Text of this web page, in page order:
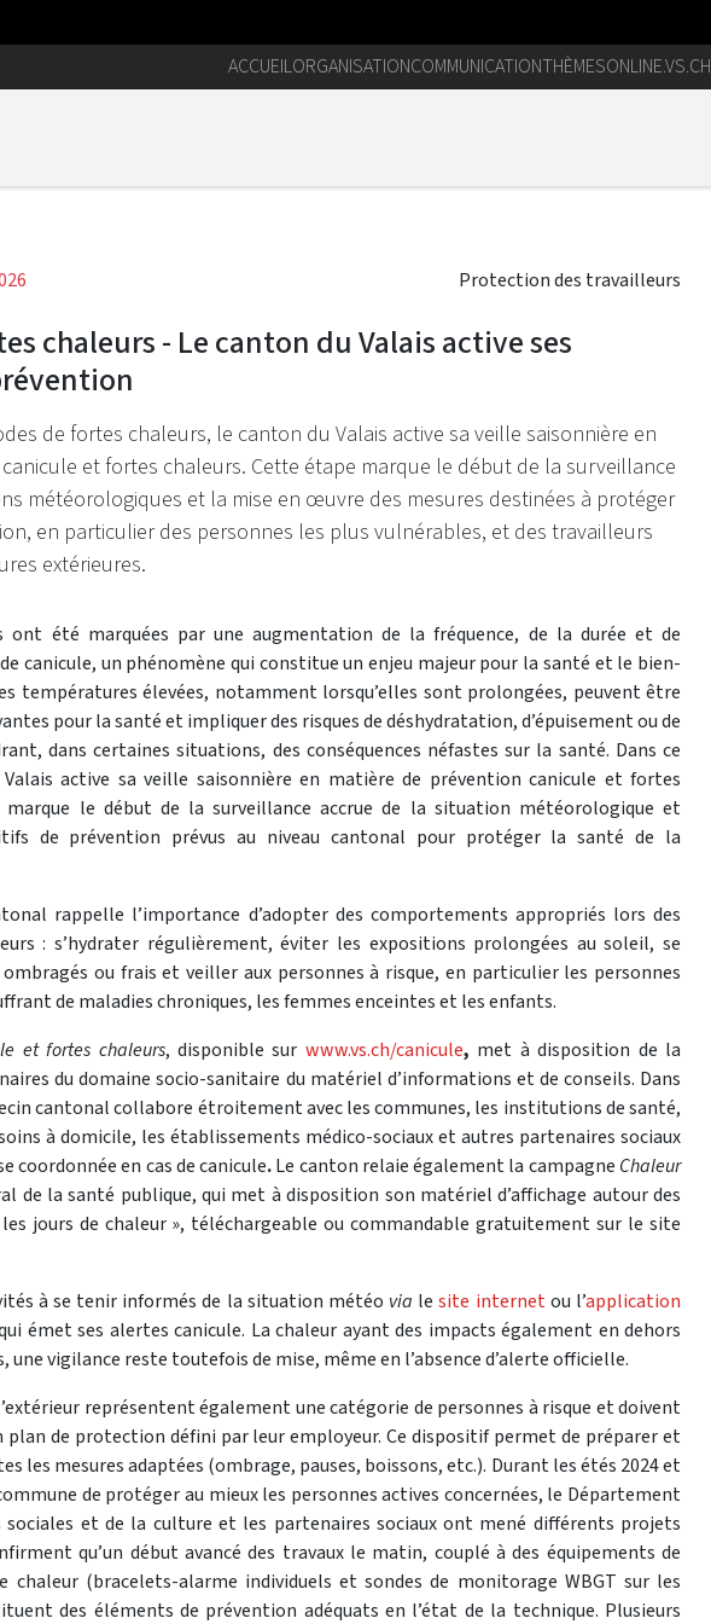
ACCUEILORGANISATIONCOMMUNICATIONTHÈMESONLINE.VS.CH
Protection des travailleurs
chaleurs - Le canton du Valais active ses
de fortes chaleurs, le canton du Valais active sa veille saisonnière en
et fortes chaleurs. Cette étape marque le début de la surveillance
météorologiques et la mise en œuvre des mesures destinées à protéger
en particulier des personnes les plus vulnérables, et des travailleurs
extérieures.
ont été marquées par une augmentation de la fréquence, de la durée et de
canicule, un phénomène qui constitue un enjeu majeur pour la santé et le bien-
températures élevées, notamment lorsqu’elles sont prolongées, peuvent être
pour la santé et impliquer des risques de déshydratation, d’épuisement ou de
dans certaines situations, des conséquences néfastes sur la santé. Dans ce
active sa veille saisonnière en matière de prévention canicule et fortes
marque le début de la surveillance accrue de la situation météorologique et
de prévention prévus au niveau cantonal pour protéger la santé de la
rappelle l’importance d’adopter des comportements appropriés lors des
: s’hydrater régulièrement, éviter les expositions prolongées au soleil, se
ou frais et veiller aux personnes à risque, en particulier les personnes
de maladies chroniques, les femmes enceintes et les enfants.
et fortes chaleurs, disponible sur www.vs.ch/canicule, met à disposition de la
du domaine socio-sanitaire du matériel d’informations et de conseils. Dans
cantonal collabore étroitement avec les communes, les institutions de santé,
soins à domicile, les établissements médico-sociaux et autres partenaires sociaux
coordonnée en cas de canicule.Le canton relaie également la campagne Chaleur
de la santé publique, qui met à disposition son matériel d’affichage autour des
les jours de chaleur », téléchargeable ou commandable gratuitement sur le site
à se tenir informés de la situation météo via lesite internetou l’application
émet ses alertes canicule. La chaleur ayant des impacts également en dehors
une vigilance reste toutefois de mise, même en l’absence d’alerte officielle.
représentent également une catégorie de personnes à risque et doivent
plan de protection défini par leur employeur. Ce dispositif permet de préparer et
les mesures adaptées (ombrage, pauses, boissons, etc.). Durant les étés 2024 et
de protéger au mieux les personnes actives concernées, le Département
sociales et de la culture et les partenaires sociaux ont mené différents projets
qu’un début avancé des travaux le matin, couplé à des équipements de
chaleur (bracelets-alarme individuels et sondes de monitorage WBGT sur les
des éléments de prévention adéquats en l’état de la technique. Plusieurs